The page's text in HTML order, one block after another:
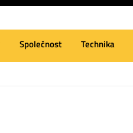
Společnost Technika